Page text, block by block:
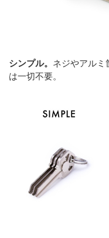
シンプル。 ネジやアルミ
は一切不要。